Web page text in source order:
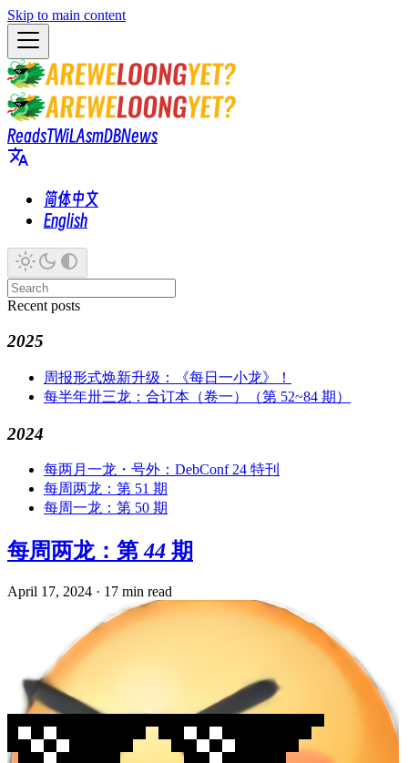
Skip to main content
ReadsTWiLAsmDBNews
简体中文
English
Recent posts
2025
周报形式焕新升级：《每日一小龙》！
每半年卅三龙：合订本（卷一）（第 52~84 期）
2024
每两月一龙・号外：DebConf 24 特刊
每周两龙：第 51 期
每周一龙：第 50 期
每周两龙：第 44 期
April 17, 2024 · 17 min read